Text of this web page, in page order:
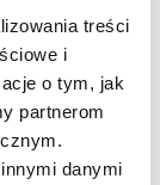
treści
i
o tym, jak
partnerom
danymi
na